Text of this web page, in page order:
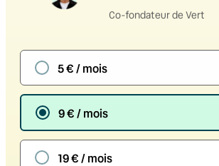
Co-fondateur de Vert
5 € / mois
9 € / mois
19 € / mois